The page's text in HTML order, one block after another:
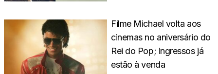
Filme Michael volta aos
cinemas no aniversário do
Rei do Pop; ingressos já
estão à venda